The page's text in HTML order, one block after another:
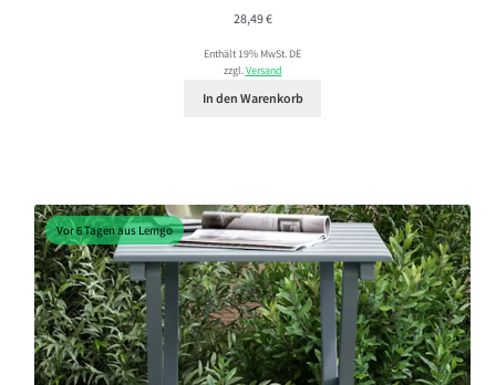
28,49€
Enthält 19% MwSt. DE
zzgl.Versand
In den Warenkorb
Vor 6 Tagen aus Lemgo